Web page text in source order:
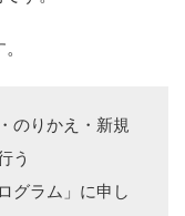
のりかえ・新規
う
グラム」に申し